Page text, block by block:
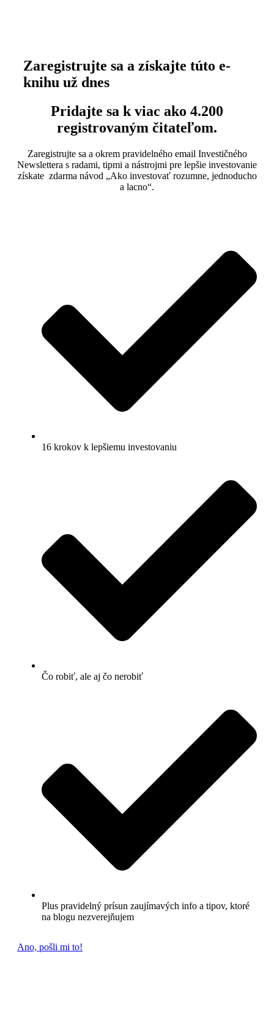
Zaregistrujte sa a získajte túto e-
knihu už dnes
Pridajte sa k viac ako 4.200
registrovaným čitateľom.
Zaregistrujte sa a okrem pravidelného email Investičného
Newslettera s radami, tipmi a nástrojmi pre lepšie investovanie
získate zdarma návod „Ako investovať rozumne, jednoducho
a lacno“.
16 krokov k lepšiemu investovaniu
Čo robiť, ale aj čo nerobiť
Plus pravidelný prísun zaujímavých info a tipov, ktoré
na blogu nezverejňujem
Ano, pošli mi to!